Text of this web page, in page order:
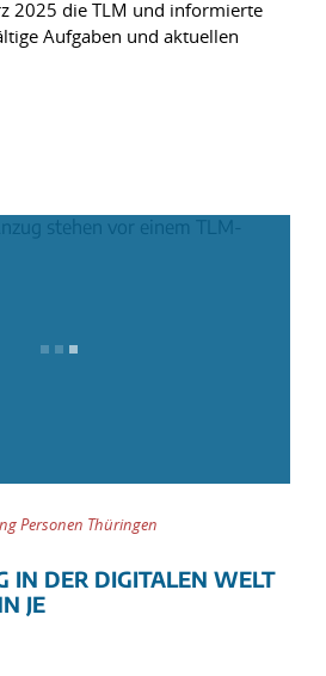
2025 die TLM und informierte
Aufgaben und aktuellen
Personen Thüringen
IN DER DIGITALEN WELT
JE